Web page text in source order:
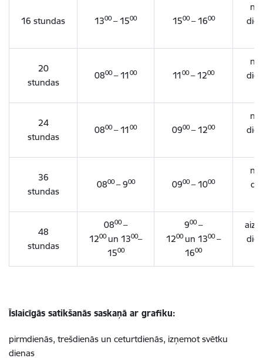
16 stundas 1300– 1500 1500– 1600
20
stundas
0800– 1100 1100– 1200
24
stundas
0800– 1100 0900– 1200
36
stundas
0800– 900 0900– 1000
48
stundas
0800–
1200 un 1300–
1500
900–
1200 un 1300–
1600
Īslaicīgās satikšanās saskaņā ar grafiku:
pirmdienās, trešdienās un ceturtdienās, izņemot svētku
dienas